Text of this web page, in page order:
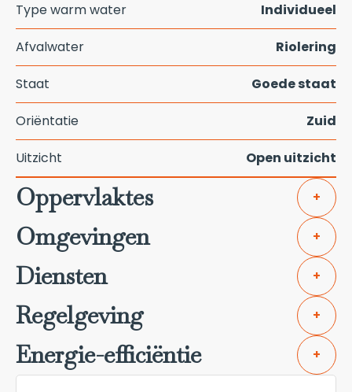
Type warm water Individueel
Afvalwater Riolering
Staat Goede staat
Oriëntatie Zuid
Uitzicht Open uitzicht
Oppervlaktes +
Omgevingen +
Diensten +
Regelgeving +
Energie-efficiëntie +